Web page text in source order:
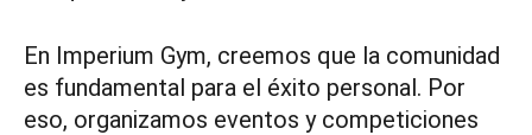
En Imperium Gym, creemos que la comunidad
es fundamental para el éxito personal. Por
eso, organizamos eventos y competiciones